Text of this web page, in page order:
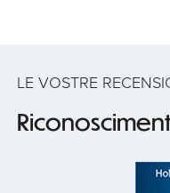
LE VOSTRE